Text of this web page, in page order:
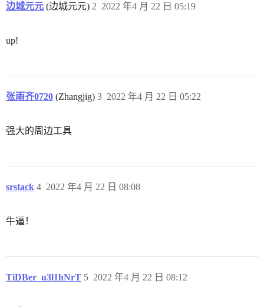
边城元元 (边城元元) 2022 年4 月 22 日 05:19
2
up!
张雨齐0720 (Zhangjig) 2022 年4 月 22 日 05:22
3
强大的周边工具
srstack 2022 年4 月 22 日 08:08
4
牛逼！
TiDBer_u3l1hNrT 2022 年4 月 22 日 08:12
5